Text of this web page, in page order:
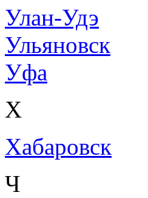
Улан-Удэ
Ульяновск
Уфа
Х
Хабаровск
Ч